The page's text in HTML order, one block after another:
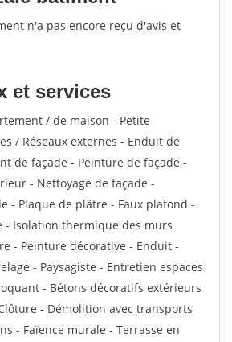
n'a pas encore reçu d'avis et
et services
/ de maison - Petite
/ Réseaux externes - Enduit de
de façade - Peinture de façade -
- Nettoyage de façade -
- Plaque de plâtre - Faux plafond -
- Isolation thermique des murs
- Peinture décorative - Enduit -
- Paysagiste - Entretien espaces
- Bétons décoratifs extérieurs
- Démolition avec transports
- Faïence murale - Terrasse en